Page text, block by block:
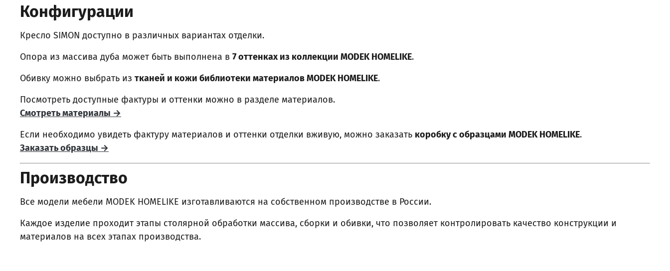
Конфигурации
Кресло SIMON доступно в различных вариантах отделки.
Опора из массива дуба может быть выполнена в 7 оттенках из коллекции MODEK HOMELIKE.
Обивку можно выбрать из тканей и кожи библиотеки материалов MODEK HOMELIKE.
Посмотреть доступные фактуры и оттенки можно в разделе материалов.
Смотреть материалы →
Если необходимо увидеть фактуру материалов и оттенки отделки вживую, можно заказать коробку с образцами MODEK HOMELIKE.
Заказать образцы →
Производство
Все модели мебели MODEK HOMELIKE изготавливаются на собственном производстве в России.
Каждое изделие проходит этапы столярной обработки массива, сборки и обивки, что позволяет контролировать качество конструкции и
материалов на всех этапах производства.